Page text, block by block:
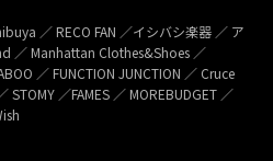
／ RECO FAN ／イシバシ楽器 ／ ア
／ Manhattan Clothes&Shoes ／
／ FUNCTION JUNCTION ／ Cruce
STOMY ／FAMES ／ MOREBUDGET ／